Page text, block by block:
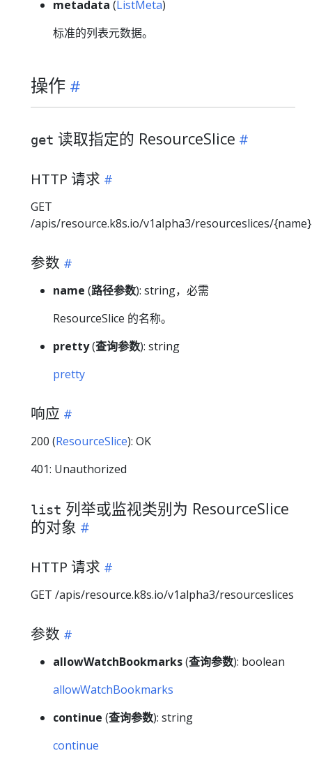
metadata (ListMeta)
标准的列表元数据。
操作
get 读取指定的 ResourceSlice
HTTP 请求
GET
/apis/resource.k8s.io/v1alpha3/resourceslices/{name}
参数
name (路径参数): string，必需
ResourceSlice 的名称。
pretty(查询参数): string
pretty
响应
200 (ResourceSlice): OK
401: Unauthorized
list 列举或监视类别为 ResourceSlice
的对象
HTTP 请求
GET /apis/resource.k8s.io/v1alpha3/resourceslices
参数
allowWatchBookmarks(查询参数): boolean
allowWatchBookmarks
continue (查询参数): string
continue